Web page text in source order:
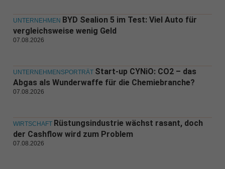
UNTERNEHMEN BYD Sealion 5 im Test: Viel Auto für
vergleichsweise wenig Geld
07.08.2026
UNTERNEHMENSPORTRÄT Start-up CYNiO: CO2 – das
Abgas als Wunderwaffe für die Chemiebranche?
07.08.2026
WIRTSCHAFT Rüstungsindustrie wächst rasant, doch
der Cashflow wird zum Problem
07.08.2026